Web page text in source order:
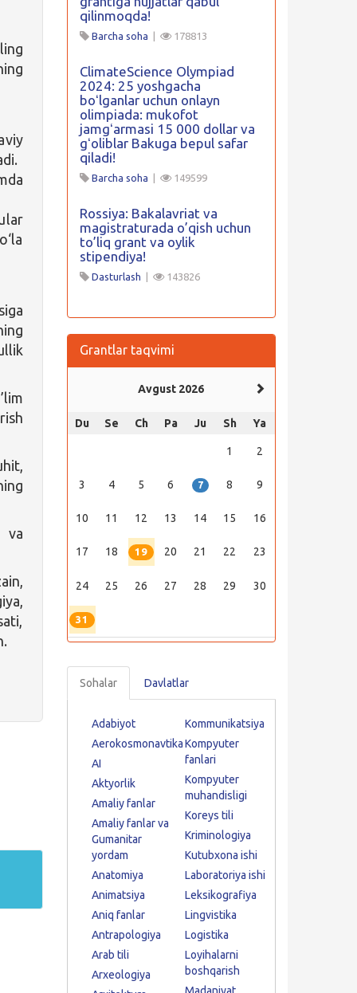
va
qilinmoqda!
Barcha soha 178813
ClimateScience Olympiad
2024: 25 yoshgacha
boʻlganlar uchun onlayn
olimpiada: mukofot
jamgʻarmasi 15 000 dollar va
gʻoliblar Bakuga bepul safar
qiladi!
Barcha soha 149599
Rossiya: Bakalavriat va
magistraturada o’qish uchun
to’liq grant va oylik
stipendiya!
Dasturlash 143826
Grantlar taqvimi
Avgust 2026
Du Se Ch Pa Ju Sh Ya
1 2
3 4 5 6 7 8 9
10 11 12 13 14 15 16
17 18 19 20 21 22 23
24 25 26 27 28 29 30
31
Sohalar Davlatlar
Adabiyot
Aerokosmonavtika
AI
Aktyorlik
Amaliy fanlar
Amaliy fanlar va
Gumanitar
yordam
Anatomiya
Animatsiya
Aniq fanlar
Antrapologiya
Arab tili
Arxeologiya
Kommunikatsiya
Kompyuter
fanlari
Kompyuter
muhandisligi
Koreys tili
Kriminologiya
Kutubxona ishi
Laboratoriya ishi
Leksikografiya
Lingvistika
Logistika
Loyihalarni
boshqarish